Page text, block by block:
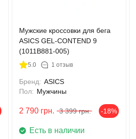
Мужские кроссовки для бега
ASICS GEL-CONTEND 9
(1011B881-005)
5.0 1 отзыв
Бренд: ASICS
Пол: Мужчины
2 790 грн. 3 399 грн. -18%
Есть в наличии